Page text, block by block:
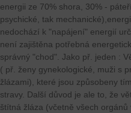
energii ze 70% shora, 30% -
psychické, tak
nedochází k "napájení" energií
není zajištěna potřebná
správný "chod". Jako př. jeden :
( př. ženy gynekologické, muži s
žlázami), které jsou způsobeny
stravy. Další důvod je ale to, že
štítná žláza (včetně všech